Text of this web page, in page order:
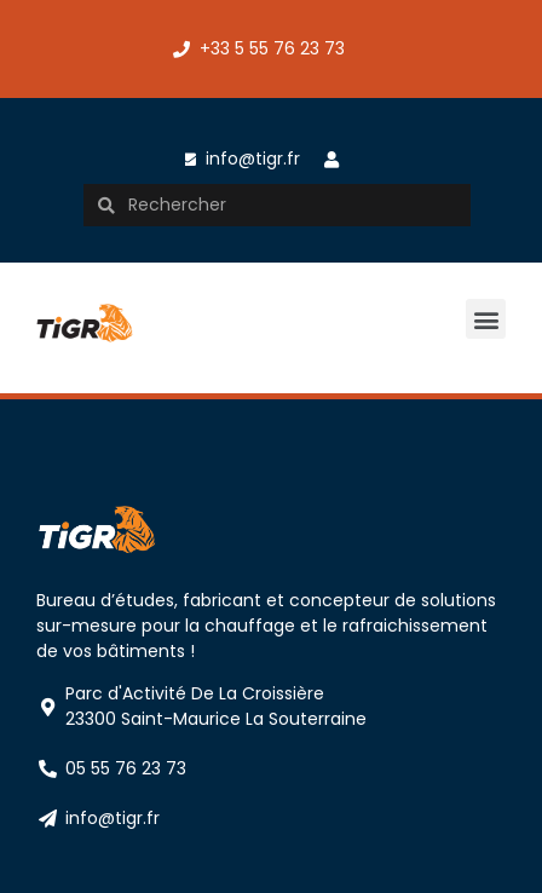
+33 5 55 76 23 73
info@tigr.fr
Bureau d’études, fabricant et concepteur de solutions
sur-mesure pour la chauffage et le rafraichissement
de vos bâtiments !
Parc d'Activité De La Croissière
23300 Saint-Maurice La Souterraine
05 55 76 23 73
info@tigr.fr